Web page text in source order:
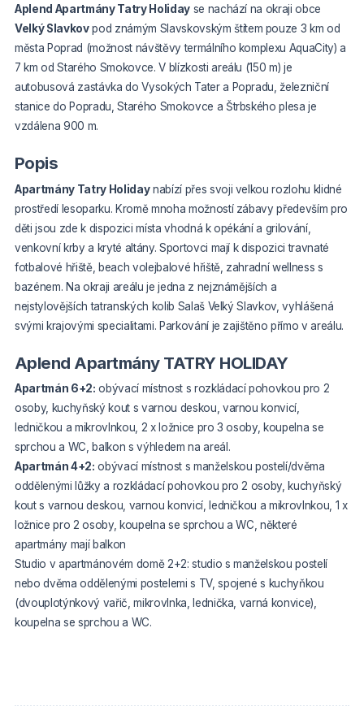
Aplend Apartmány Tatry Holidayse nachází na okraji obce
Velký Slavkovpod známým Slavskovským štítem pouze 3 km od
města Poprad (možnost návštěvy termálního komplexu AquaCity) a
7 km od Starého Smokovce. V blízkosti areálu (150 m) je
autobusová zastávka do Vysokých Tater a Popradu, železniční
stanice do Popradu, Starého Smokovce a Štrbského plesa je
vzdálena 900 m.
Popis
Apartmány Tatry Holidaynabízí přes svoji velkou rozlohu klidné
prostředí lesoparku. Kromě mnoha možností zábavy především pro
děti jsou zde k dispozici místa vhodná k opékání a grilování,
venkovní krby a kryté altány. Sportovci mají k dispozici travnaté
fotbalové hřiště, beach volejbalové hřiště, zahradní wellness s
bazénem. Na okraji areálu je jedna z nejznámějších a
nejstylovějších tatranských kolib Salaš Velký Slavkov, vyhlášená
svými krajovými specialitami. Parkování je zajištěno přímo v areálu.
Aplend Apartmány TATRY HOLIDAY
Apartmán 6+2: obývací místnost s rozkládací pohovkou pro 2
osoby, kuchyňský kout s varnou deskou, varnou konvicí,
ledničkou a mikrovlnkou, 2 x ložnice pro 3 osoby, koupelna se
sprchou a WC, balkon s výhledem na areál.
Apartmán 4+2: obývací místnost s manželskou postelí/dvěma
oddělenými lůžky a rozkládací pohovkou pro 2 osoby, kuchyňský
kout s varnou deskou, varnou konvicí, ledničkou a mikrovlnkou, 1 x
ložnice pro 2 osoby, koupelna se sprchou a WC, některé
apartmány mají balkon
Studio v apartmánovém domě 2+2: studio s manželskou postelí
nebo dvěma oddělenými postelemi s TV, spojené s kuchyňkou
(dvouplotýnkový vařič, mikrovlnka, lednička, varná konvice),
koupelna se sprchou a WC.